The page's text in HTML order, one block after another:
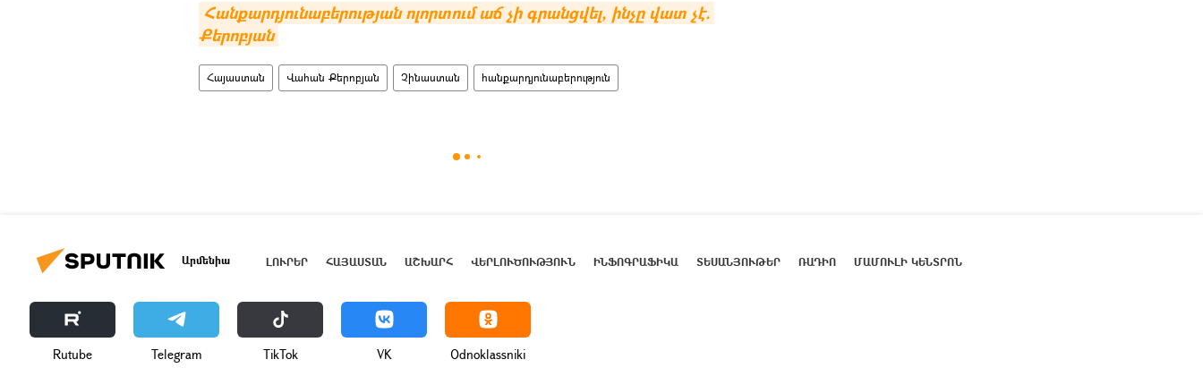
Հանքարդյունաբերության ոլորտում աճ չի գրանցվել, ինչը վատ չէ.
Քերոբյան
Հայաստան Վահան Քերոբյան Չինաստան հանքարդյունաբերություն
Արմենիա ԼՈՒՐԵՐ ՀԱՅԱՍՏԱՆ ԱՇԽԱՐՀ ՎԵՐԼՈՒԾՈՒԹՅՈՒՆ ԻՆՖՈԳՐԱՖԻԿԱ ՏԵՍԱՆՅՈՒԹԵՐ ՌԱԴԻՈ ՄԱՄՈՒԼԻ ԿԵՆՏՐՈՆ
Rutube Telegram ТikТоk VK Odnoklassniki